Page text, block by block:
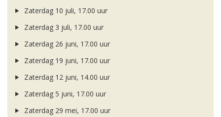
Zaterdag 10 juli, 17.00 uur
Zaterdag 3 juli, 17.00 uur
Zaterdag 26 juni, 17.00 uur
Zaterdag 19 juni, 17.00 uur
Zaterdag 12 juni, 14.00 uur
Zaterdag 5 juni, 17.00 uur
Zaterdag 29 mei, 17.00 uur